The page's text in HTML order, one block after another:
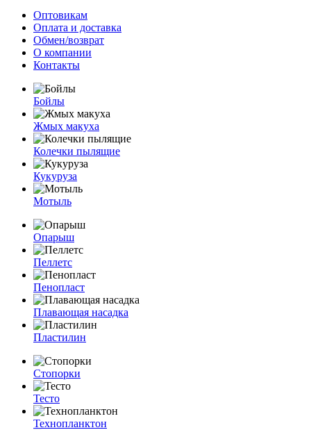
Оптовикам
Оплата и доставка
Обмен/возврат
О компании
Контакты
Бойлы
Жмых макуха
Колечки пылящие
Кукуруза
Мотыль
Опарыш
Пеллетс
Пенопласт
Плавающая насадка
Пластилин
Стопорки
Тесто
Технопланктон